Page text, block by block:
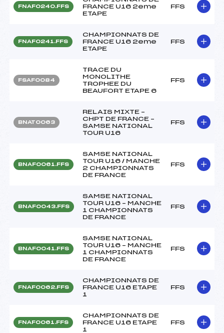
FNAF0240.FFS
FRANCE U16 2eme
ETAPE
FFS
FNAF0241.FFS
CHAMPIONNATS DE
FRANCE U16 2eme
ETAPE
FFS
FSAF0084
TRACE DU
MONOLITHE
TROPHEE DU
BEAUFORT ETAPE 6
FFS
BNAT0063
RELAIS MIXTE –
CHPT DE FRANCE –
SAMSE NATIONAL
TOUR U16
FFS
BNAF0061.FFS
SAMSE NATIONAL
TOUR U16 / MANCHE
2 CHAMPIONNATS
DE FRANCE
FFS
BNAF0043.FFS
SAMSE NATIONAL
TOUR U16 – MANCHE
1 CHAMPIONNATS
DE FRANCE
FFS
BNAF0041.FFS
SAMSE NATIONAL
TOUR U16 – MANCHE
1 CHAMPIONNATS
DE FRANCE
FFS
FNAF0062.FFS
CHAMPIONNATS DE
FRANCE U16 ETAPE
1
FFS
FNAF0061.FFS
CHAMPIONNATS DE
FRANCE U16 ETAPE
1
FFS